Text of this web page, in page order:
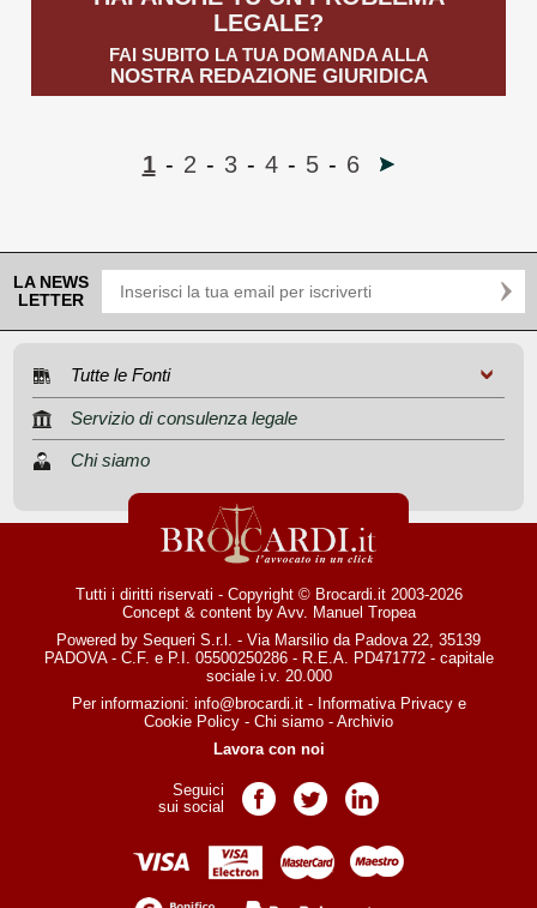
LEGALE?
FAI SUBITO LA TUA DOMANDA ALLA
NOSTRA REDAZIONE GIURIDICA
1 - 2 - 3 - 4 - 5 - 6
LA NEWS
LETTER
Tutte le Fonti
Servizio di consulenza legale
Chi siamo
Tutti i diritti riservati - Copyright © Brocardi.it 2003-2026
Concept & content by Avv. Manuel Tropea
Powered by Sequeri S.r.l. - Via Marsilio da Padova 22, 35139
PADOVA - C.F. e P.I. 05500250286 - R.E.A. PD471772 - capitale
sociale i.v. 20.000
Per informazioni: info@brocardi.it- Informativa Privacye
Cookie Policy - Chi siamo - Archivio
Lavora con noi
Seguici
sui social
Pagina Facebook
Pagina TwitterPagina LinkedIn